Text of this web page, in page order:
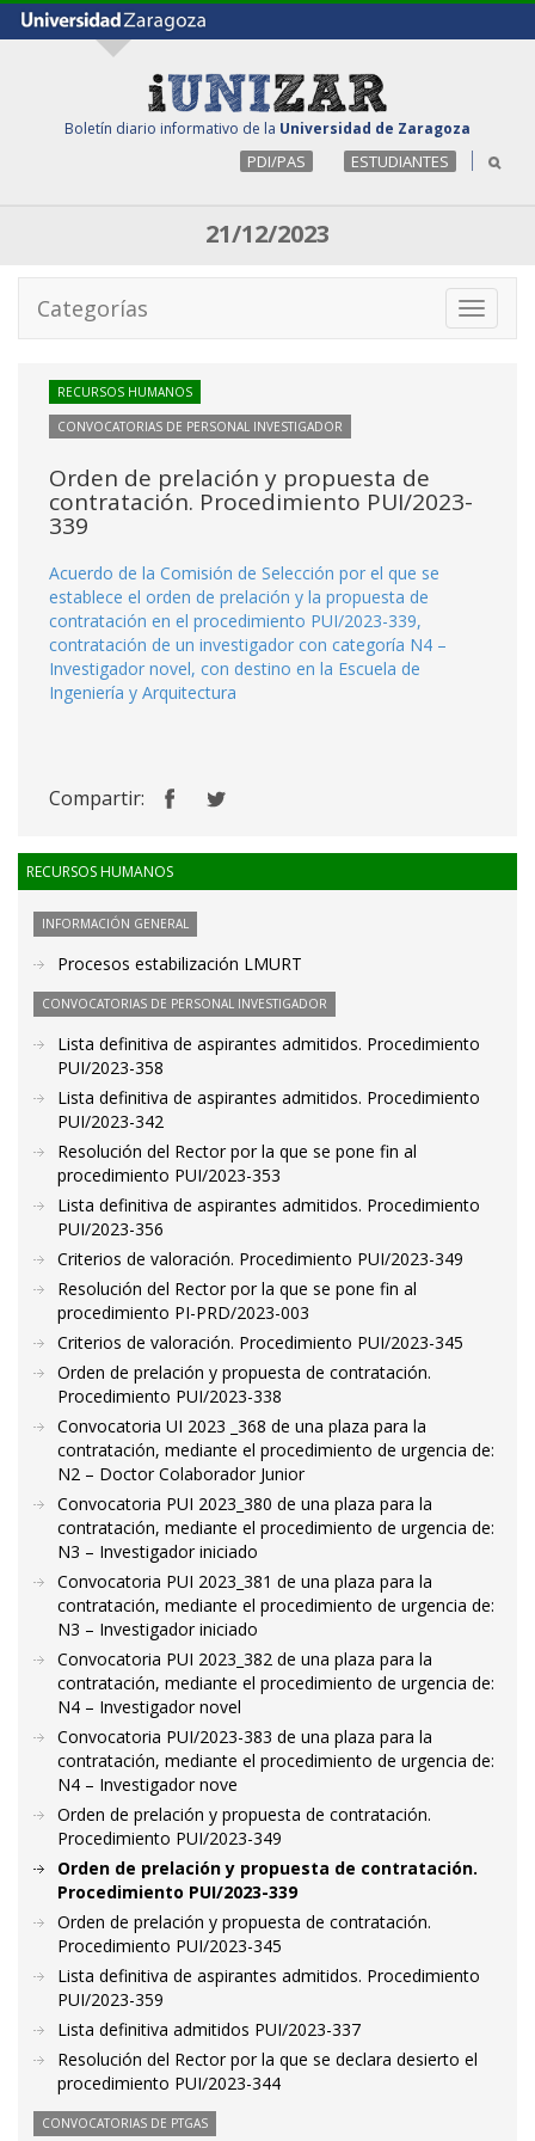
Boletín diario informativo de la Universidad de Zaragoza
PDI/PAS ESTUDIANTES
21/12/2023
Toggle
Categorías
RECURSOS HUMANOS
CONVOCATORIAS DE PERSONAL INVESTIGADOR
Orden de prelación y propuesta de
contratación. Procedimiento PUI/2023-
339
Acuerdo de la Comisión de Selección por el que se
establece el orden de prelación y la propuesta de
contratación en el procedimiento PUI/2023-339,
contratación de un investigador con categoría N4 –
Investigador novel, con destino en la Escuela de
Ingeniería y Arquitectura
Compartir:
RECURSOS HUMANOS
INFORMACIÓN GENERAL
Procesos estabilización LMURT
CONVOCATORIAS DE PERSONAL INVESTIGADOR
Lista definitiva de aspirantes admitidos. Procedimiento
PUI/2023-358
Lista definitiva de aspirantes admitidos. Procedimiento
PUI/2023-342
Resolución del Rector por la que se pone fin al
procedimiento PUI/2023-353
Lista definitiva de aspirantes admitidos. Procedimiento
PUI/2023-356
Criterios de valoración. Procedimiento PUI/2023-349
Resolución del Rector por la que se pone fin al
procedimiento PI-PRD/2023-003
Criterios de valoración. Procedimiento PUI/2023-345
Orden de prelación y propuesta de contratación.
Procedimiento PUI/2023-338
Convocatoria UI 2023 _368 de una plaza para la
contratación, mediante el procedimiento de urgencia de:
N2 – Doctor Colaborador Junior
Convocatoria PUI 2023_380 de una plaza para la
contratación, mediante el procedimiento de urgencia de:
N3 – Investigador iniciado
Convocatoria PUI 2023_381 de una plaza para la
contratación, mediante el procedimiento de urgencia de:
N3 – Investigador iniciado
Convocatoria PUI 2023_382 de una plaza para la
contratación, mediante el procedimiento de urgencia de:
N4 – Investigador novel
Convocatoria PUI/2023-383 de una plaza para la
contratación, mediante el procedimiento de urgencia de:
N4 – Investigador nove
Orden de prelación y propuesta de contratación.
Procedimiento PUI/2023-349
Orden de prelación y propuesta de contratación.
Procedimiento PUI/2023-339
Orden de prelación y propuesta de contratación.
Procedimiento PUI/2023-345
Lista definitiva de aspirantes admitidos. Procedimiento
PUI/2023-359
Lista definitiva admitidos PUI/2023-337
Resolución del Rector por la que se declara desierto el
procedimiento PUI/2023-344
CONVOCATORIAS DE PTGAS